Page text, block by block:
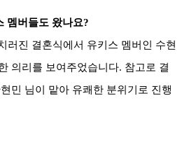
멤버들도 왔나요?
러진 결혼식에서 유키스 멤버인 수현
의리를 보여주었습니다. 참고로 결
민 님이 맡아 유쾌한 분위기로 진행